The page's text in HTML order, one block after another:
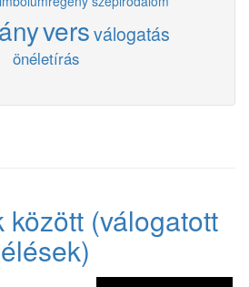
versválogatás
önéletírás
között (válogatott